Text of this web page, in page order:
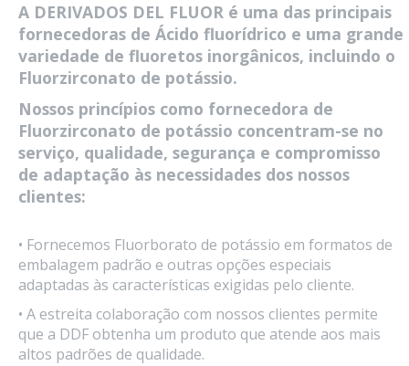
A DERIVADOS DEL FLUOR é uma das principais
fornecedoras de Ácido fluorídrico e uma grande
variedade de fluoretos inorgânicos, incluindo o
Fluorzirconato de potássio.
Nossos princípios como fornecedora de
Fluorzirconato de potássio concentram-se no
serviço, qualidade, segurança e compromisso
de adaptação às necessidades dos nossos
clientes:
• Fornecemos Fluorborato de potássio em formatos de
embalagem padrão e outras opções especiais
adaptadas às características exigidas pelo cliente.
• A estreita colaboração com nossos clientes permite
que a DDF obtenha um produto que atende aos mais
altos padrões de qualidade.